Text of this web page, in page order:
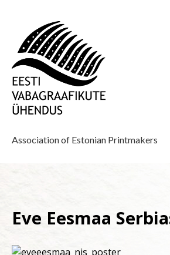
Association of Estonian Printmakers
Eve Eesmaa